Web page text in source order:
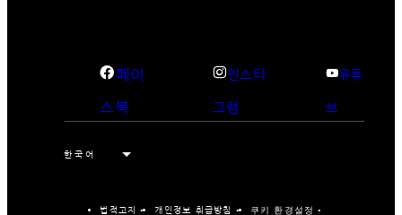
페이
스북
인스타
그램
유튜
브
법적고지 개인정보 취급방침
쿠키 환경설정